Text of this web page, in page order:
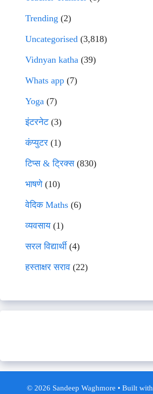
Trending (2)
Uncategorised (3,818)
Vidnyan katha (39)
Whats app (7)
Yoga (7)
इंटरनेट(3)
कंप्युटर (1)
टिप्स & ट्रिक्स(830)
भाषणे(10)
वेदिक Maths (6)
व्यवसाय(1)
सरल विद्यार्थी(4)
हस्ताक्षर सराव (22)
© 2026 Sandeep Waghmore • Built with